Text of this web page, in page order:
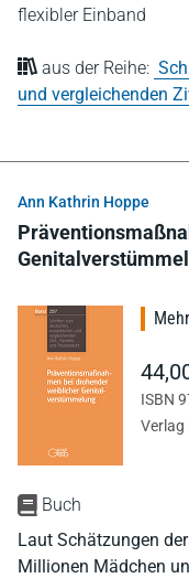
flexibler Einband
aus der Reihe:
und vergleichenden
Ann Kathrin Hoppe
Buch
Laut Schätzungen
Millionen Mädchen
ISBN
Verlag